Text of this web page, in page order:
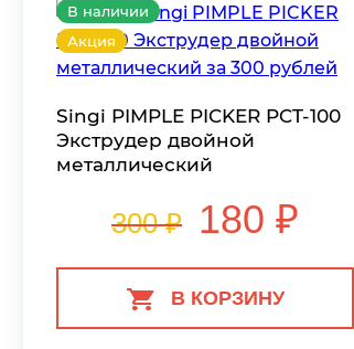
В наличии
Акция
Singi PIMPLE PICKER PCT-100
Экструдер двойной
металлический
300 ₽ 180 ₽
В КОРЗИНУ